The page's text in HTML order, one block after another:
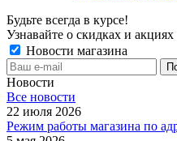
Будьте всегда в курсе!
Узнавайте о скидках и
Новости магазина
Новости
Все новости
22 июля 2026
Режим работы магазина по